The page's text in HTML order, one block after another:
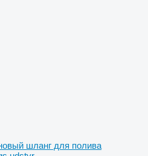
шланг для полива